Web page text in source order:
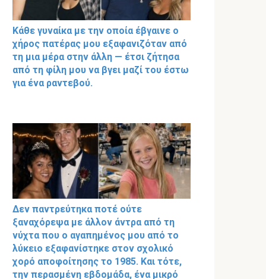
Κάθε γυναίκα με την οποία έβγαινε ο
χήρος πατέρας μου εξαφανιζόταν από
τη μια μέρα στην άλλη — έτσι ζήτησα
από τη φίλη μου να βγει μαζί του έστω
για ένα ραντεβού.
Δεν παντρεύτηκα ποτέ ούτε
ξαναχόρεψα με άλλον άντρα από τη
νύχτα που ο αγαπημένος μου από το
λύκειο εξαφανίστηκε στον σχολικό
χορό αποφοίτησης το 1985. Και τότε,
την περασμένη εβδομάδα, ένα μικρό